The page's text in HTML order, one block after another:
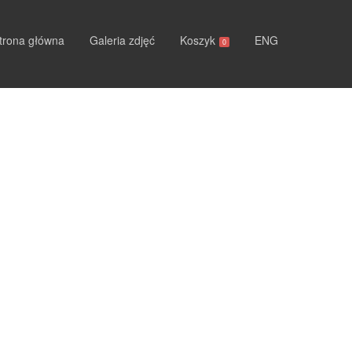
główna Galeria zdjęć Koszyk 0 ENG